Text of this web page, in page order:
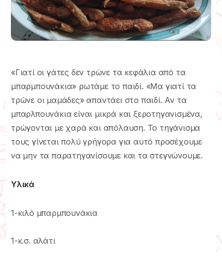
«Γιατί οι γάτες δεν τρώνε τα κεφάλια από τα
μπαρμπουνάκια» ρωτάμε το παιδί. «Μα γιατί τα
τρώνε οι μαμάδες» απαντάει στο παιδί. Αν τα
μπαρλπουνάκια είναι μικρά και ξεροτηγανισμένα,
τρώγονται με χαρά και απόλαυση. Το τηγάνισμα
τους γίνεται πολύ γρήγορα για αυτό προσέχουμε
να μην τα παρατηγανίσουμε και τα στεγνώνουμε.
Υλικά
1-κιλό μπαρμπουνάκια
1-κ.σ. αλάτι